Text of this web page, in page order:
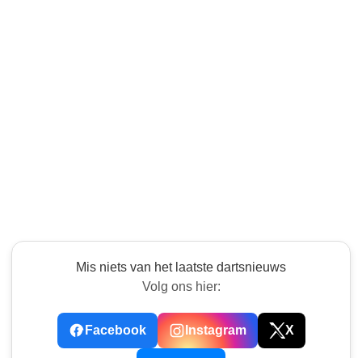
Mis niets van het laatste dartsnieuws
Volg ons hier:
Facebook Instagram X